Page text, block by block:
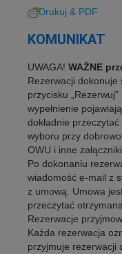
Drukuj & PDF
KOMUNIKAT
UWAGA! WAŻNE
Rezerwacji dokonuje
przycisku
wypełnienie
dokładnie
wyboru przy
OWU i inne
Po dokonaniu
wiadomość e-mail z
z umową. Umowa
przeczytać
Rezerwacje
Każda rezerwacja
przyjmuje rezerwacji